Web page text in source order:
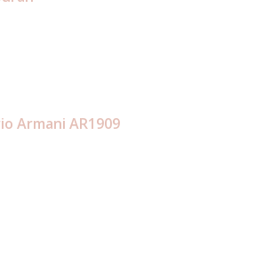
Armani AR1909